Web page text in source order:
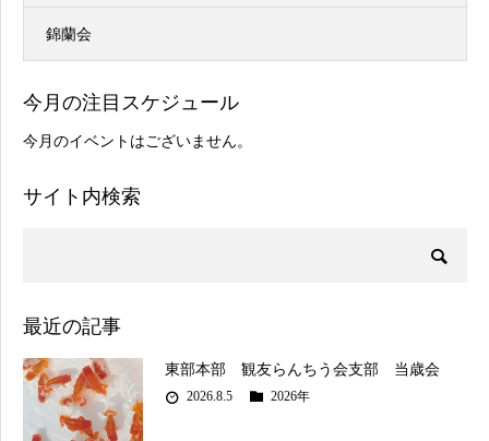
錦蘭会
今月の注目スケジュール
今月のイベントはございません。
サイト内検索
最近の記事
東部本部 観友らんちう会支部 当歳会
2026.8.5 2026年